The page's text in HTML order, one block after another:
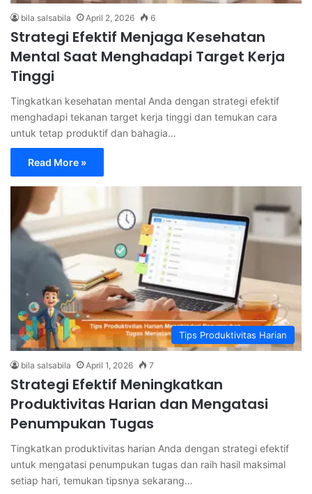
bila salsabila April 2, 2026 6
Strategi Efektif Menjaga Kesehatan
Mental Saat Menghadapi Target Kerja
Tinggi
Tingkatkan kesehatan mental Anda dengan strategi efektif
menghadapi tekanan target kerja tinggi dan temukan cara
untuk tetap produktif dan bahagia…
Read More »
Tips Produktivitas Harian
bila salsabila April 1, 2026 7
Strategi Efektif Meningkatkan
Produktivitas Harian dan Mengatasi
Penumpukan Tugas
Tingkatkan produktivitas harian Anda dengan strategi efektif
untuk mengatasi penumpukan tugas dan raih hasil maksimal
setiap hari, temukan tipsnya sekarang…